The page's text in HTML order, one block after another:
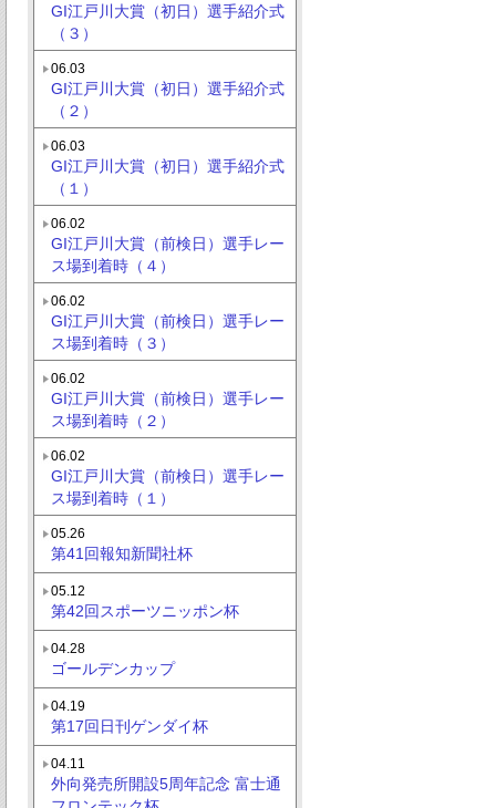
GI江戸川大賞（初日）選手紹介式
（３）
06.03
GI江戸川大賞（初日）選手紹介式
（２）
06.03
GI江戸川大賞（初日）選手紹介式
（１）
06.02
GI江戸川大賞（前検日）選手レー
ス場到着時（４）
06.02
GI江戸川大賞（前検日）選手レー
ス場到着時（３）
06.02
GI江戸川大賞（前検日）選手レー
ス場到着時（２）
06.02
GI江戸川大賞（前検日）選手レー
ス場到着時（１）
05.26
第41回報知新聞社杯
05.12
第42回スポーツニッポン杯
04.28
ゴールデンカップ
04.19
第17回日刊ゲンダイ杯
04.11
外向発売所開設5周年記念 富士通
フロンテック杯